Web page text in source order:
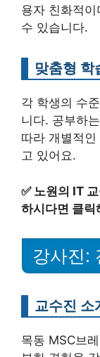
용자 친화적
수 있습니다.
맞춤형 학
각 학생의 수
니다. 공부하
따라 개별적
고 있어요.
✅ 노원의 IT
하시다면 클릭
강사진:
교수진 소
목동 MSC브